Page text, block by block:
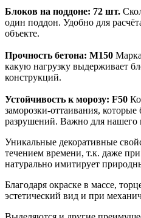
Блоков на поддоне: 72 шт.
один поддон. Удобно для
объекте.
Прочность бетона: M150
какую нагрузку выдерживает
конструкций.
Устойчивость к морозу: F50
заморозки‑оттаивания,
разрушений. Важно для нашего
Уникальные декоративные
течением времени, т.к. даже
натурально имитирует
Благодаря окраске в массе,
эстетический вид и при